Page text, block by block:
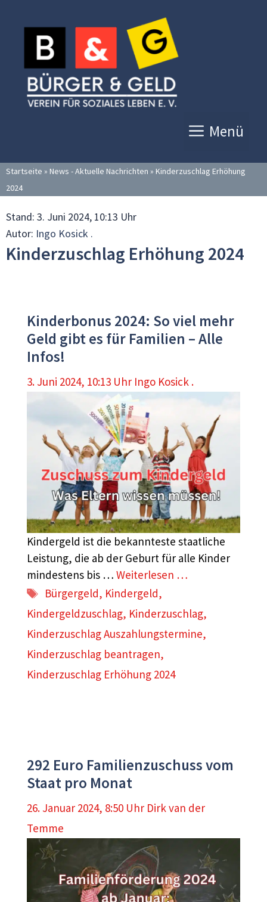
Inhalt
springen
Menü
Startseite » News - Aktuelle Nachrichten » Kinderzuschlag Erhöhung
2024
Stand: 3. Juni 2024, 10:13 Uhr
Autor: Ingo Kosick .
Kinderzuschlag Erhöhung 2024
Kinderbonus 2024: So viel mehr
Geld gibt es für Familien – Alle
Infos!
3. Juni 2024, 10:13 Uhr Ingo Kosick .
Kindergeld ist die bekannteste staatliche
Leistung, die ab der Geburt für alle Kinder
mindestens bis … Weiterlesen …
Schlagwörter
Bürgergeld, Kindergeld,
Kindergeldzuschlag, Kinderzuschlag,
Kinderzuschlag Auszahlungstermine,
Kinderzuschlag beantragen,
Kinderzuschlag Erhöhung 2024
292 Euro Familienzuschuss vom
Staat pro Monat
26. Januar 2024, 8:50 Uhr Dirk van der
Temme